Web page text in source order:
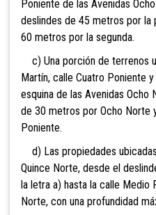
Poniente de las Avenidas
deslindes de 45 metros por la
60 metros por la segunda.
c) Una porción de terrenos
Martín, calle Cuatro Poniente
esquina de las Avenidas
de 30 metros por Ocho Norte
Poniente.
d) Las propiedades
Quince Norte, desde el
la letra a) hasta la calle Medio
Norte, con una profundidad